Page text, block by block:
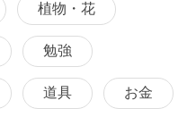
植物・花
勉強
道具 お金